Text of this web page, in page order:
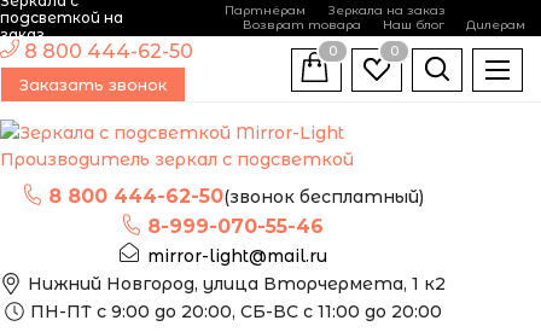
подсветкой на
заказ
Партнёрам
Зеркала на заказ
Возврат товара
Наш блог Дилерам
Производитель зеркал с подсветкой
8 800 444-62-50(звонок бесплатный)
8-999-070-55-46
mirror-light@mail.ru
Нижний Новгород, улица Вторчермета, 1 к2
ПН-ПТ с 9:00 до 20:00, СБ-ВС с 11:00 до 20:00
8 800 444-62-50
Заказать звонок
0
0